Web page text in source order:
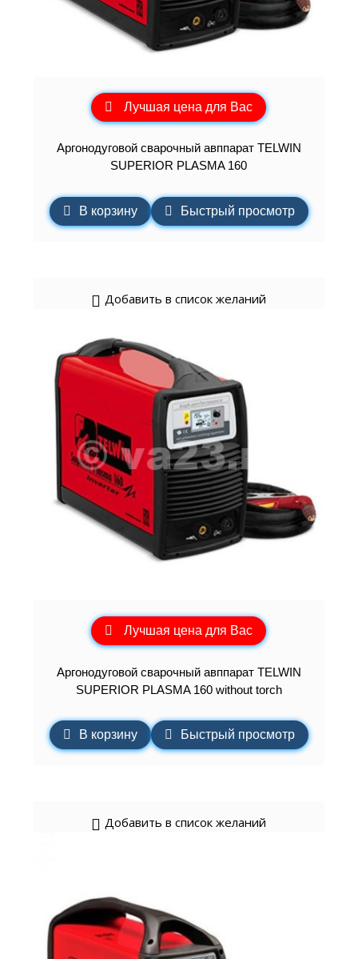
Лучшая цена для Вас
Аргонодуговой сварочный авппарат TELWIN
SUPERIOR PLASMA 160
В корзину Быстрый просмотр
Добавить в список желаний
Лучшая цена для Вас
Аргонодуговой сварочный авппарат TELWIN
SUPERIOR PLASMA 160 without torch
В корзину Быстрый просмотр
Добавить в список желаний